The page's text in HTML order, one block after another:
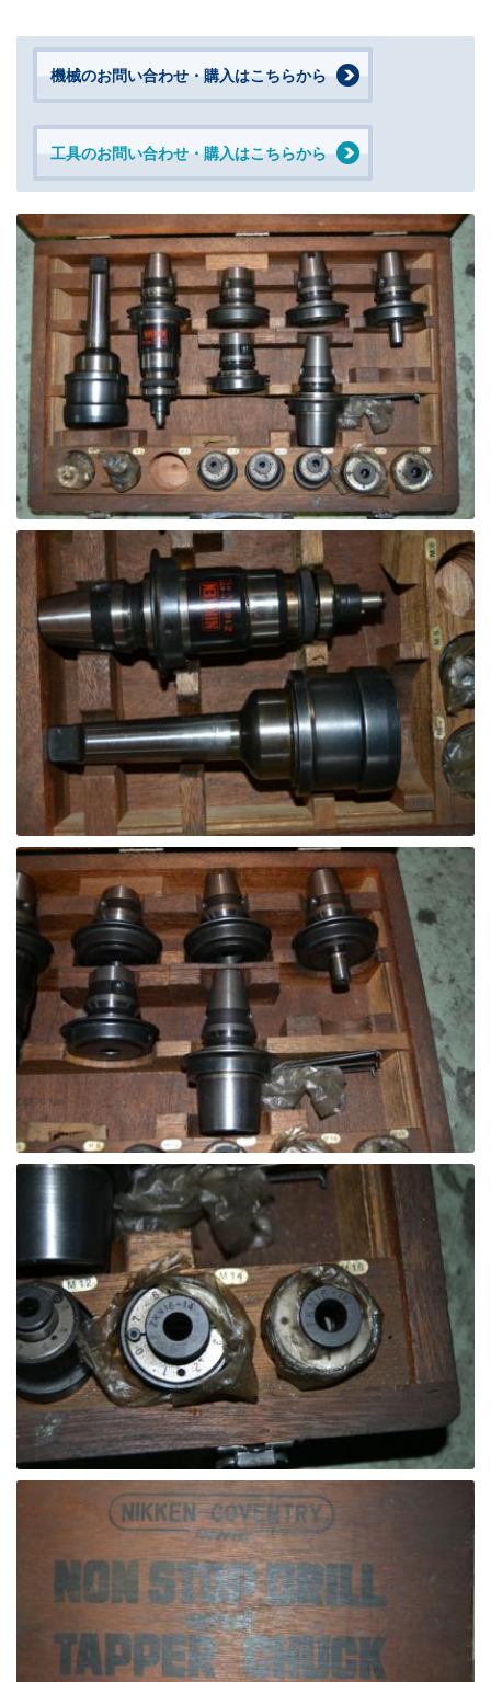
機械のお問い合わせ・購入はこちらから
工具のお問い合わせ・購入はこちらから